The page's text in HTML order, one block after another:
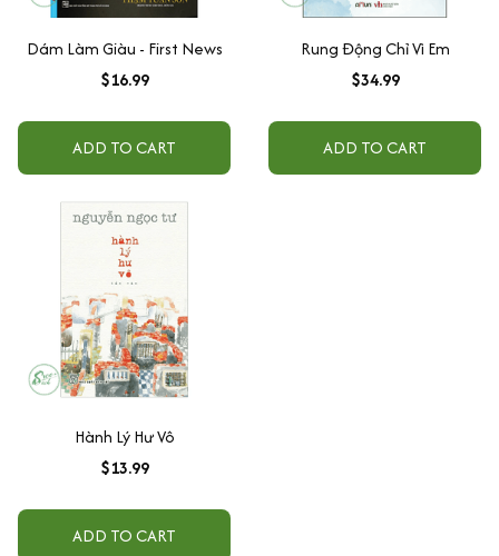
Dám Làm Giàu - First News
$16.99
ADD TO CART
Rung Động Chỉ Vì Em
$34.99
ADD TO CART
Hành Lý Hư Vô
$13.99
ADD TO CART